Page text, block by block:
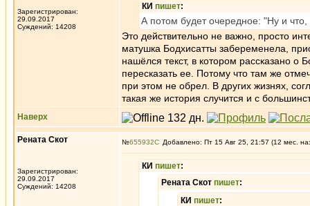
Зарегистрирован:
29.09.2017
Суждений: 14208
КИ пишет:
А потом будет очередное: "Ну и
Это действительно не важно, просто
матушка Бодхисатты забеременела,
нашёлся текст, в котором рассказано
пересказать ее. Потому что там же
при этом не обрел. В других жизнях,
такая же история случится и с
Наверх
Рената Скот
Зарегистрирован:
29.09.2017
Суждений: 14208
№655932 Добавлено: Пт 15 Авг 25, 21:57 (12 мес.
КИ пишет:
Рената Скот пишет:
КИ пишет: